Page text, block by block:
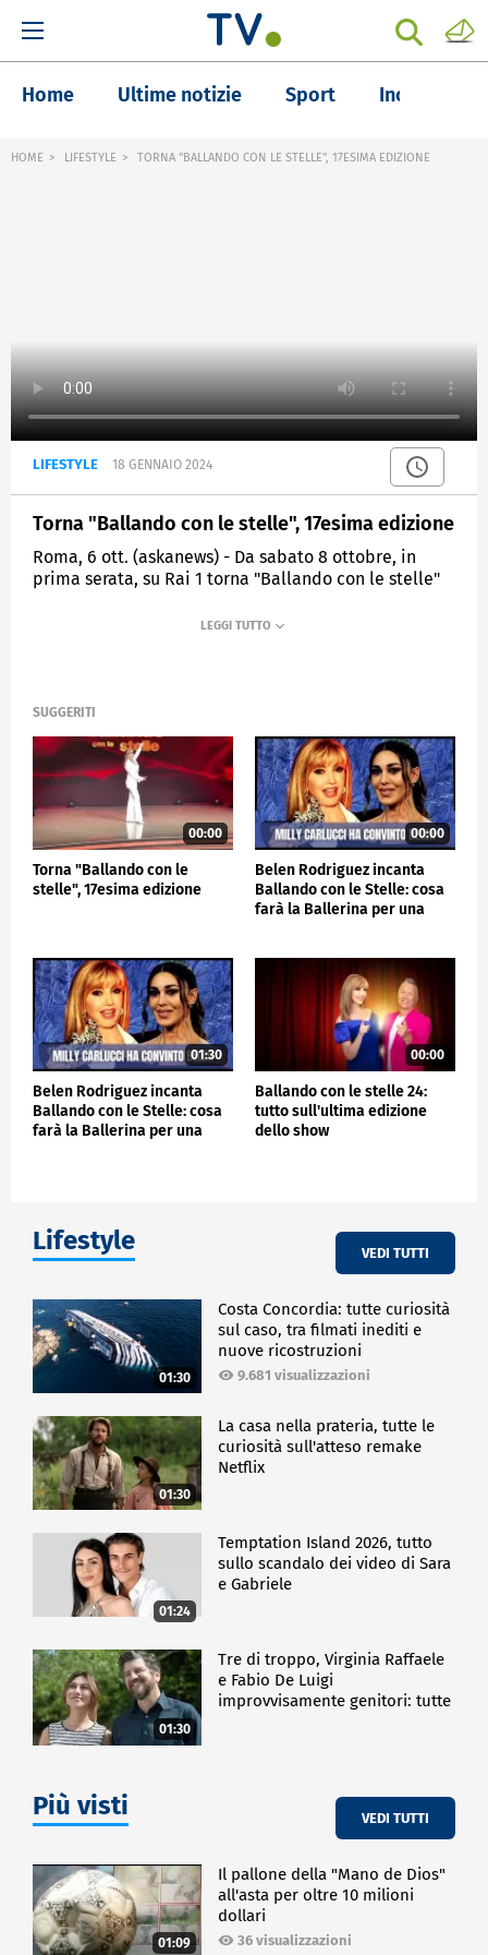
Home Ultime notizie Sport Inchieste
HOME LIFESTYLE TORNA "BALLANDO CON LE STELLE", 17ESIMA EDIZIONE
LIFESTYLE 18 GENNAIO 2024
Torna "Ballando con le stelle", 17esima edizione
Roma, 6 ott. (askanews) - Da sabato 8 ottobre, in
prima serata, su Rai 1 torna "Ballando con le stelle"
il gran finale il 23 dicembre, venerdì, sempre
SUGGERITI
00:00
Torna "Ballando con le
stelle", 17esima edizione
00:00
Belen Rodriguez incanta
Ballando con le Stelle: cosa
farà la Ballerina per una
01:30
Belen Rodriguez incanta
Ballando con le Stelle: cosa
farà la Ballerina per una
00:00
Ballando con le stelle 24:
tutto sull'ultima edizione
dello show
Lifestyle VEDI TUTTI
01:30
Costa Concordia: tutte curiosità
sul caso, tra filmati inediti e
nuove ricostruzioni
9.681 visualizzazioni
01:30
La casa nella prateria, tutte le
curiosità sull'atteso remake
Netflix
01:24
Temptation Island 2026, tutto
sullo scandalo dei video di Sara
e Gabriele
01:30
Tre di troppo, Virginia Raffaele
e Fabio De Luigi
improvvisamente genitori: tutte
Più visti VEDI TUTTI
01:09
Il pallone della "Mano de Dios"
all'asta per oltre 10 milioni
dollari
36 visualizzazioni